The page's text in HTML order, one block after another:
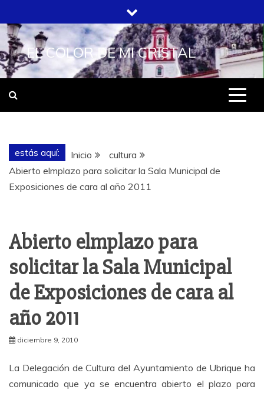
al
contenido
EL COLOR DE MI CRISTAL
estás aquí: Inicio
cultura
Abierto elmplazo para solicitar la Sala Municipal de
Exposiciones de cara al año 2011
Abierto elmplazo para
solicitar la Sala Municipal
de Exposiciones de cara al
año 2011
diciembre 9, 2010
La Delegación de Cultura del Ayuntamiento de Ubrique ha
comunicado que ya se encuentra abierto el plazo para